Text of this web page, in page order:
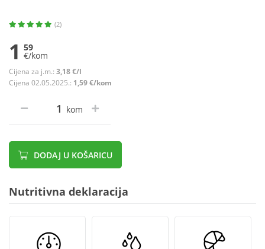
(2)
1 59
€/kom
Cijena za j.m.: 3,18 €/l
Cijena 02.05.2025.: 1,59 €/kom
kom
DODAJ U KOŠARICU
Nutritivna deklaracija